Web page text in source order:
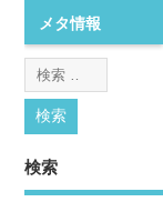
メタ情報
検索